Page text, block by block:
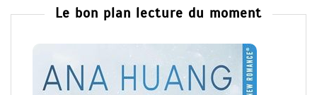
Le bon plan lecture du moment